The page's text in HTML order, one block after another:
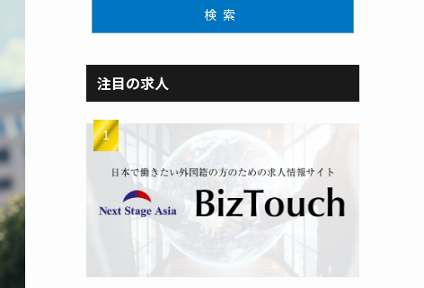
検索
注目の求人